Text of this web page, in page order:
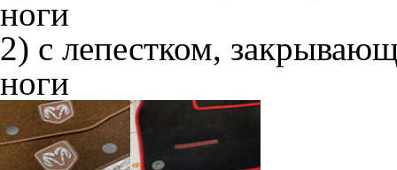
ноги
2) с лепестком,
ноги